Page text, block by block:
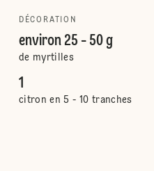
DÉCORATION
environ 25 - 50 g
de myrtilles
1
citron en 5 - 10 tranches